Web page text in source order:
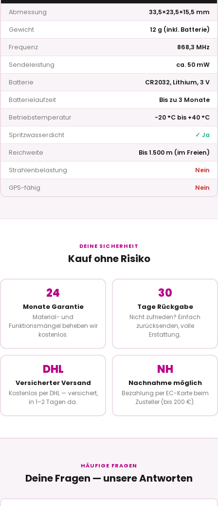
Abmessung 33,5×23,5×15,5 mm
Gewicht 12 g (inkl. Batterie)
Frequenz 868,3 MHz
Sendeleistung ca. 50 mW
Batterie CR2032, Lithium, 3 V
Batterielaufzeit Bis zu 3 Monate
Betriebstemperatur −20 °C bis +40 °C
Spritzwasserdicht ✓ Ja
Reichweite Bis 1.500 m (im Freien)
Strahlenbelastung Nein
GPS-fähig Nein
DEINE SICHERHEIT
Kauf ohne Risiko
24
Monate Garantie
Material- und
Funktionsmängel beheben wir
kostenlos.
30
Tage Rückgabe
Nicht zufrieden? Einfach
zurücksenden, volle
Erstattung.
DHL
Versicherter Versand
Kostenlos per DHL — versichert,
in 1–2 Tagen da.
NH
Nachnahme möglich
Bezahlung per EC-Karte beim
Zusteller (bis 200 €).
HÄUFIGE FRAGEN
Deine Fragen — unsere Antworten